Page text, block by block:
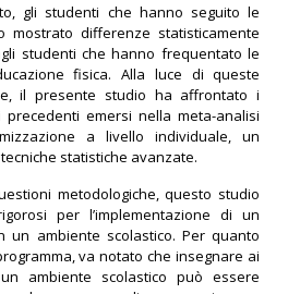
gli studenti che hanno seguito le
mostrato differenze statisticamente
studenti che hanno frequentato le
fisica. Alla luce di queste
il presente studio ha affrontato i
precedenti emersi nella meta-analisi
a livello individuale, un
statistiche avanzate.
metodologiche, questo studio
per l’implementazione di un
un ambiente scolastico. Per quanto
va notato che insegnare ai
ambiente scolastico può essere